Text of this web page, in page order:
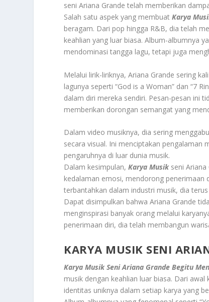
seni Ariana Grande telah memberikan
Salah satu aspek yang membuatKarya
beragam. Dari pop hingga R&B, dia telah
keahlian yang luar biasa. Album-albumnya
mendominasi tangga lagu, tetapi juga
Melalui lirik-liriknya, Ariana Grande sering
lagunya seperti “God is a Woman” dan “7
dalam diri mereka sendiri. Pesan-pesan ini
memberikan dorongan semangat yang
Dalam video musiknya, dia sering
secara visual. Ini menciptakan pengalaman
pengaruhnya di luar dunia musik.
Dalam kesimpulan,Karya Musikseni Ariana
kedalaman emosi, mendorong penerimaan
terbantahkan dalam industri musik, dia
Dapat disimpulkan bahwa Ariana Grande
menginspirasi banyak orang melalui
penerimaan diri, dia telah membangun
KARYA MUSIK SENI
Karya Musik Seni Ariana Grande Begitu
musik dengan keahlian luar biasa. Dari
identitas uniknya dalam setiap karya yang